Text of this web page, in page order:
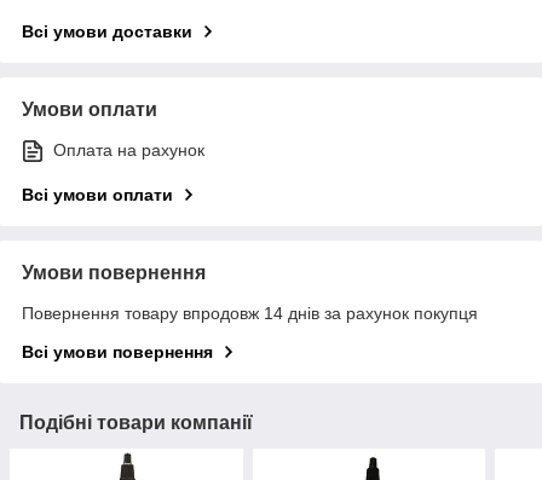
Всі умови доставки
Умови оплати
Оплата на рахунок
Всі умови оплати
Умови повернення
Повернення товару впродовж 14 днів за рахунок покупця
Всі умови повернення
Подібні товари компанії